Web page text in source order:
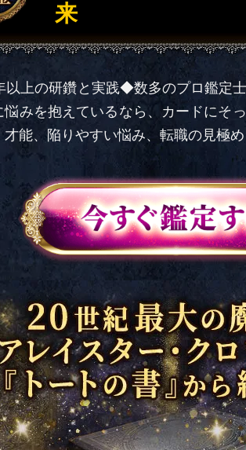
来
以上の研鑽と実践◆数多のプロ鑑定
悩みを抱えているなら、カードにそ
才能、陥りやすい悩み、転職の見極め